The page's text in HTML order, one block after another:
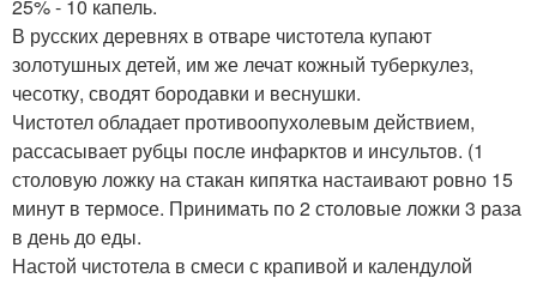
25% - 10 капель.
В русских деревнях в отваре чистотела купают
золотушных детей, им же лечат кожный туберкулез,
чесотку, сводят бородавки и веснушки.
Чистотел обладает противоопухолевым действием,
рассасывает рубцы после инфарктов и инсультов. (1
столовую ложку на стакан кипятка настаивают ровно 15
минут в термосе. Принимать по 2 столовые ложки 3 раза
в день до еды.
Настой чистотела в смеси с крапивой и календулой